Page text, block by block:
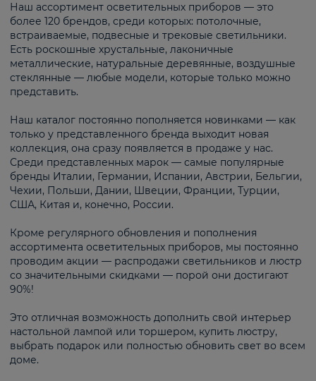
Наш ассортимент осветительных приборов — это
более 120 брендов, среди которых: потолочные,
встраиваемые, подвесные и трековые светильники.
Есть роскошные хрустальные, лаконичные
металлические, натуральные деревянные, воздушные
стеклянные — любые модели, которые только можно
представить.
Наш каталог постоянно пополняется новинками — как
только у представленного бренда выходит новая
коллекция, она сразу появляется в продаже у нас.
Среди представленных марок — самые популярные
бренды Италии, Германии, Испании, Австрии, Бельгии,
Чехии, Польши, Дании, Швеции, Франции, Турции,
США, Китая и, конечно, России.
Кроме регулярного обновления и пополнения
ассортимента осветительных приборов, мы постоянно
проводим акции — распродажи светильников и люстр
со значительными скидками — порой они достигают
90%!
Это отличная возможность дополнить свой интерьер
настольной лампой или торшером, купить люстру,
выбрать подарок или полностью обновить свет во всем
доме.